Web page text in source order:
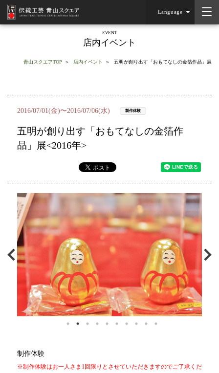
Language
EVENT
店内イベント
青山スクエアTOP 店内イベント 五明が創り出す「おもてなしの金箔作品」展
2016/07/01(金)〜2016/07/06(水) 製作体験
五明が創り出す「おもてなしの金箔作
品」展<2016年>
制作体験
※制作体験はお一人さま1回限りとさせていただきますのでご了承くだ